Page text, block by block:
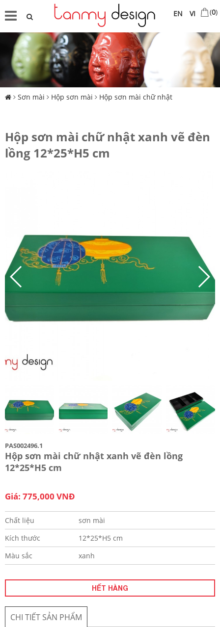
VI
EN (0)
Sơn mài Hộp sơn mài Hộp sơn mài chữ nhật
Hộp sơn mài chữ nhật xanh vẽ đèn
lồng 12*25*H5 cm
PAS002496.1
Hộp sơn mài chữ nhật xanh vẽ đèn lồng
12*25*H5 cm
Giá: 775,000 VNĐ
Chất liệu
sơn mài
Kích thước
12*25*H5 cm
Màu sắc
xanh
HẾT HÀNG
CHI TIẾT SẢN PHẨM